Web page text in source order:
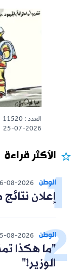
العدد : 11520
25-07-2026
الأكثر قراءة
الوطن 08-2026
إعلان
الوطن 08-2026
"ما هكذا
الوزير!"